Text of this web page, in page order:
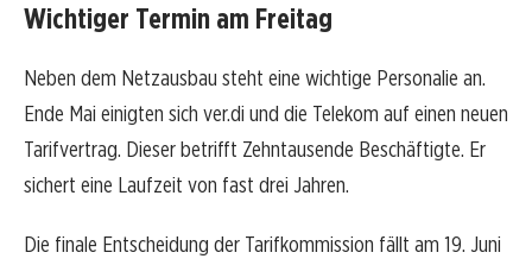
Wichtiger Termin am Freitag
Neben dem Netzausbau steht eine wichtige Personalie an.
Ende Mai einigten sich ver.di und die Telekom auf einen neuen
Tarifvertrag. Dieser betrifft Zehntausende Beschäftigte. Er
sichert eine Laufzeit von fast drei Jahren.
Die finale Entscheidung der Tarifkommission fällt am 19. Juni